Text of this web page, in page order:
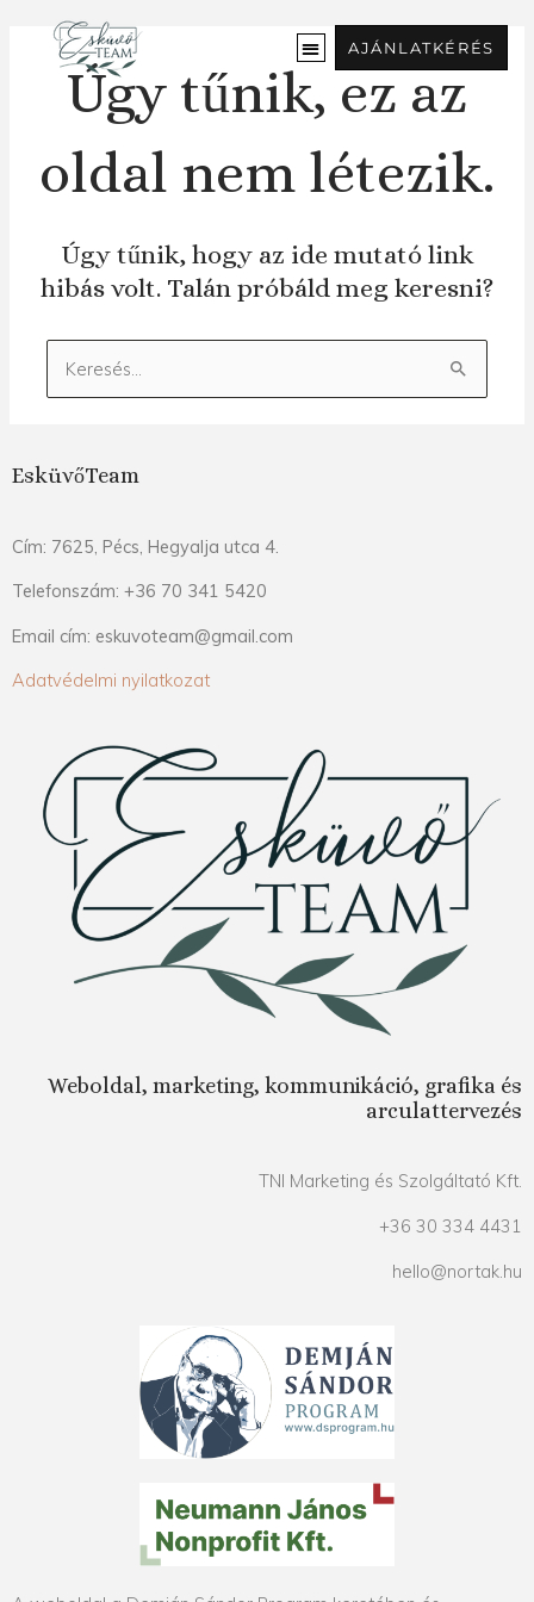
tartalomra
AJÁNLATKÉRÉS
Úgy tűnik, ez az
oldal nem létezik.
Úgy tűnik, hogy az ide mutató link
hibás volt. Talán próbáld meg keresni?
Keresés:
EsküvőTeam
Cím: 7625, Pécs, Hegyalja utca 4.
Telefonszám: +36 70 341 5420
Email cím: eskuvoteam@gmail.com
Adatvédelmi nyilatkozat
Weboldal, marketing, kommunikáció, grafika és
arculattervezés
TNI Marketing és Szolgáltató Kft.
+36 30 334 4431
hello@nortak.hu